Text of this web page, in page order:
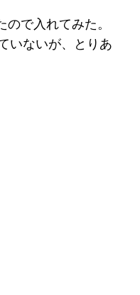
で入れてみた。
いないが、とりあ